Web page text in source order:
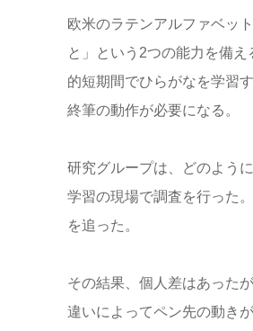
欧米のラテンアルファベッ
と」という2つの能力を備
的短期間でひらがなを学習
終筆の動作が必要になる。
研究グループは、どのよう
学習の現場で調査を行った
を追った。
その結果、個人差はあった
違いによってペン先の動き